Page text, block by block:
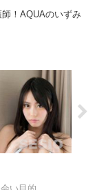
！AQUAのいずみ